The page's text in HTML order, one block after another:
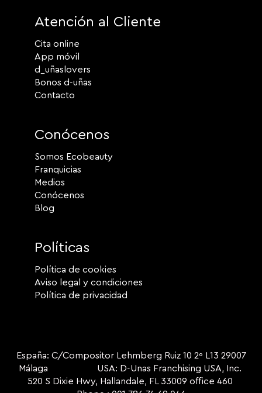
Atención al Cliente
Cita online
App móvil
d_uñaslovers
Bonos d-uñas
Contacto
Conócenos
Somos Ecobeauty
Franquicias
Medios
Conócenos
Blog
Políticas
Política de cookies
Aviso legal y condiciones
Política de privacidad
España: C/Compositor Lehmberg Ruiz 10 2º L13 29007
Málaga USA: D-Unas Franchising USA, Inc.
520 S Dixie Hwy, Hallandale, FL 33009 office 460